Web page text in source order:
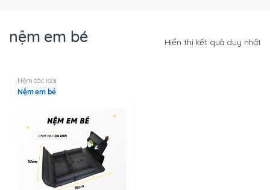
nệm em bé Hiển thị kết quả duy nhất
Nệm các loại
Nệm em bé